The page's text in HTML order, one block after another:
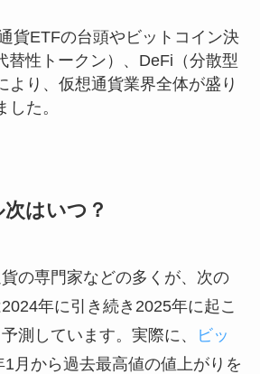
貨ETFの台頭やビットコイン決
替性トークン）、DeFi（分散型
より、仮想通貨業界全体が盛り
た。
はいつ？
の専門家などの多くが、次の
年に引き続き2025年に起こ
測しています。実際に、
ビッ
1月から過去最高値の値上がりを